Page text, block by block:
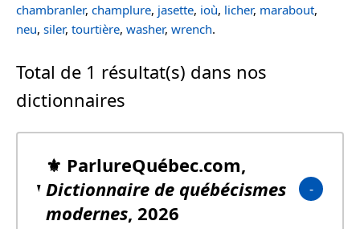
chambranler, champlure, jasette, ioù, licher, marabout,
neu, siler, tourtière, washer, wrench.
Total de 1 résultat(s) dans nos
dictionnaires
⚜️ ParlureQuébec.com,
Dictionnaire de québécismes
modernes, 2026